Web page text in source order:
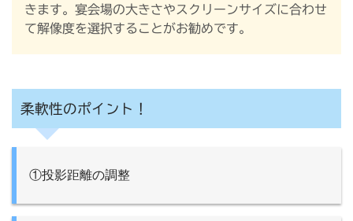
きます。宴会場の大きさやスクリーンサイズに合わせ
て解像度を選択することがお勧めです。
柔軟性のポイント！
①投影距離の調整